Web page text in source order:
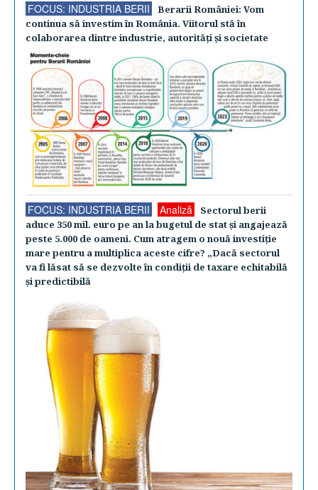
FOCUS: INDUSTRIA BERII
Berarii României: Vom
continua să investim în România. Viitorul stă în
colaborarea dintre industrie, autorităţi şi societate
FOCUS: INDUSTRIA BERII Analiză
Sectorul berii
aduce 350 mil. euro pe an la bugetul de stat şi angajează
peste 5.000 de oameni. Cum atragem o nouă investiţie
mare pentru a multiplica aceste cifre? „Dacă sectorul
va fi lăsat să se dezvolte în condiţii de taxare echitabilă
şi predictibilă